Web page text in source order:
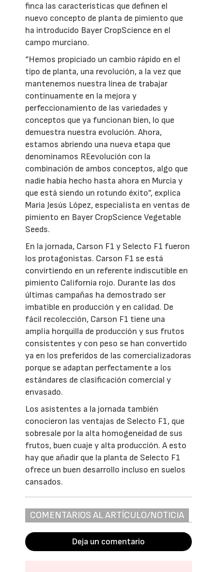
finca las características que definen el
nuevo concepto de planta de pimiento que
ha introducido Bayer CropScience en el
campo murciano.
“Hemos propiciado un cambio rápido en el
tipo de planta, una revolución, a la vez que
mantenemos nuestra línea de trabajar
continuamente en la mejora y
perfeccionamiento de las variedades y
conceptos que ya funcionan bien, lo que
demuestra nuestra evolución. Ahora,
estamos abriendo una nueva etapa que
denominamos REevolución con la
combinación de ambos conceptos, algo que
nadie había hecho hasta ahora en Murcia y
que está siendo un rotundo éxito”, explica
Maria Jesús López, especialista en ventas de
pimiento en Bayer CropScience Vegetable
Seeds.
En la jornada, Carson F1 y Selecto F1 fueron
los protagonistas. Carson F1 se está
convirtiendo en un referente indiscutible en
pimiento California rojo. Durante las dos
últimas campañas ha demostrado ser
imbatible en producción y en calidad. De
fácil recolección, Carson F1 tiene una
amplia horquilla de producción y sus frutos
consistentes y con peso se han convertido
ya en los preferidos de las comercializadoras
porque se adaptan perfectamente a los
estándares de clasificación comercial y
envasado.
Los asistentes a la jornada también
conocieron las ventajas de Selecto F1, que
sobresale por la alta homogeneidad de sus
frutos, buen cuaje y alta producción. A esto
hay que añadir que la planta de Selecto F1
ofrece un buen desarrollo incluso en suelos
cansados.
COMENTARIOS AL ARTÍCULO/NOTICIA
Deja un comentario